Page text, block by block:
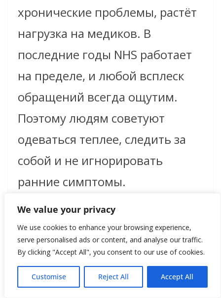
We value your privacy
We use cookies to enhance your browsing experience,
serve personalised ads or content, and analyse our traffic.
By clicking "Accept All", you consent to our use of cookies.
Customise Reject All Accept All
хронические проблемы, растёт
нагрузка на медиков. В
последние годы NHS работает
на пределе, и любой всплеск
обращений всегда ощутим.
Поэтому людям советуют
одеваться теплее, следить за
собой и не игнорировать
ранние симптомы.
Городские инфраструктуры
вроде дорожных служб и
коммунальных операторов в
этот период переходят на